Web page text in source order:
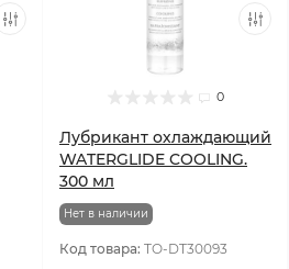
0
Лубрикант охлаждающий
WATERGLIDE COOLING.
300 мл
Нет в наличии
Код товара: TO-DT30093